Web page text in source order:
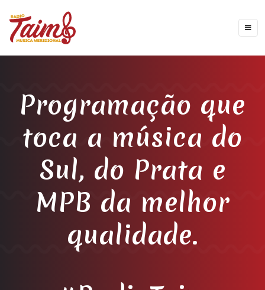
Programação que
toca a música do
Sul, do Prata e
MPB da melhor
qualidade.